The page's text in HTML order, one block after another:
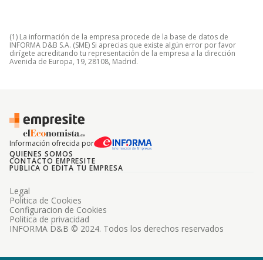
(1) La información de la empresa procede de la base de datos de
INFORMA D&B S.A. (SME) Si aprecias que existe algún error por favor
dirígete acreditando tu representación de la empresa a la dirección
Avenida de Europa, 19, 28108, Madrid.
Información ofrecida por
QUIENES SOMOS
CONTACTO EMPRESITE
PUBLICA O EDITA TU EMPRESA
INFORMA D&B © 2024. Todos los derechos reservados
Legal
Politica de Cookies
Configuracion de Cookies
Politica de privacidad